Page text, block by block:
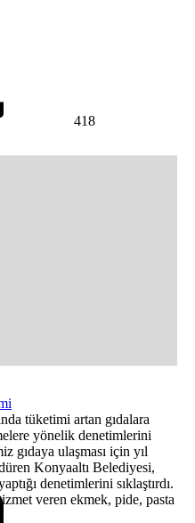
418
tüketimi artan gıdalara
yönelik denetimlerini
gıdaya ulaşması için yıl
Konyaaltı Belediyesi,
denetimlerini sıklaştırdı.
veren ekmek, pide, pasta